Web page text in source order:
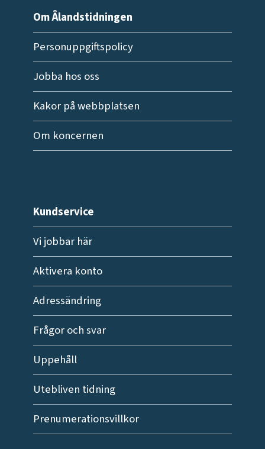
Om Ålandstidningen
Personuppgiftspolicy
Jobba hos oss
Kakor på webbplatsen
Om koncernen
Kundservice
Vi jobbar här
Aktivera konto
Adressändring
Frågor och svar
Uppehåll
Utebliven tidning
Prenumerationsvillkor